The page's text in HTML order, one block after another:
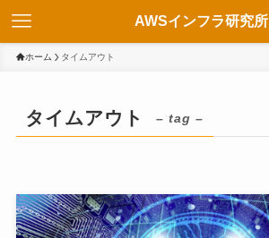
AWSインフラ研究所
ホーム タイムアウト
タイムアウト – tag –